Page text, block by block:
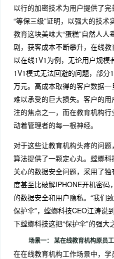
以行的加密技术为用户提供了
“等保三级”证明，以强大的技
教育这块美味大“蛋糕”自然人
剧，获客成本不断攀升，在线教
以在线1V1为例，无论用户规
1V1模式无法回避的问题，部分
万元。高成本取得的客户数据
难以承受的巨大损失。客户的
注的焦点之一，而在教育机构
动着管理者的每一根神经。
对于这些让教育机构头疼的问
算法提供了一颗定心丸。螳螂
关心的数据安全问题，采用了
度甚至比破解IPHONE开机密
的数据安全和用户隐私。“我们
保护伞”，螳螂科技CEO江涛说
下螳螂科技这把“保护伞”的强大
场景一： 某在线教育机构原员
在在线教育机构工作场景中，